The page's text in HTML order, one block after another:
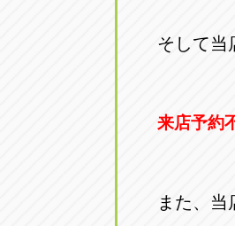
そして当
来店予約
また、当